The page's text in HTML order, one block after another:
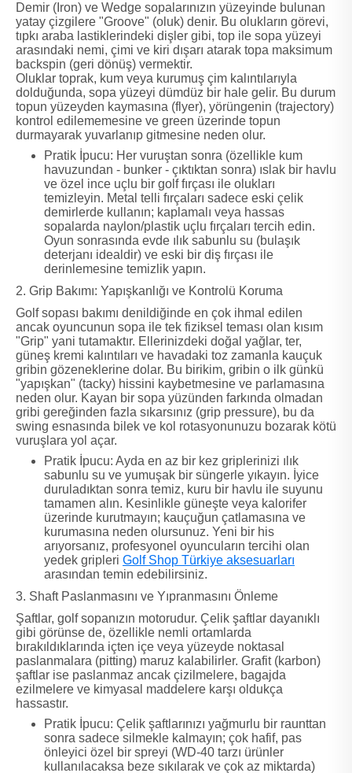
Demir (Iron) ve Wedge sopalarınızın yüzeyinde bulunan
yatay çizgilere "Groove" (oluk) denir. Bu olukların görevi,
tıpkı araba lastiklerindeki dişler gibi, top ile sopa yüzeyi
arasındaki nemi, çimi ve kiri dışarı atarak topa maksimum
backspin (geri dönüş) vermektir.
Oluklar toprak, kum veya kurumuş çim kalıntılarıyla
dolduğunda, sopa yüzeyi dümdüz bir hale gelir. Bu durum
topun yüzeyden kaymasına (flyer), yörüngenin (trajectory)
kontrol edilememesine ve green üzerinde topun
durmayarak yuvarlanıp gitmesine neden olur.
Pratik İpucu: Her vuruştan sonra (özellikle kum
havuzundan - bunker - çıktıktan sonra) ıslak bir havlu
ve özel ince uçlu bir golf fırçası ile olukları
temizleyin. Metal telli fırçaları sadece eski çelik
demirlerde kullanın; kaplamalı veya hassas
sopalarda naylon/plastik uçlu fırçaları tercih edin.
Oyun sonrasında evde ılık sabunlu su (bulaşık
deterjanı idealdir) ve eski bir diş fırçası ile
derinlemesine temizlik yapın.
2. Grip Bakımı: Yapışkanlığı ve Kontrolü Koruma
Golf sopası bakımı denildiğinde en çok ihmal edilen
ancak oyuncunun sopa ile tek fiziksel teması olan kısım
"Grip" yani tutamaktır. Ellerinizdeki doğal yağlar, ter,
güneş kremi kalıntıları ve havadaki toz zamanla kauçuk
gribin gözeneklerine dolar. Bu birikim, gribin o ilk günkü
"yapışkan" (tacky) hissini kaybetmesine ve parlamasına
neden olur. Kayan bir sopa yüzünden farkında olmadan
gribi gereğinden fazla sıkarsınız (grip pressure), bu da
swing esnasında bilek ve kol rotasyonunuzu bozarak kötü
vuruşlara yol açar.
Pratik İpucu: Ayda en az bir kez griplerinizi ılık
sabunlu su ve yumuşak bir süngerle yıkayın. İyice
duruladıktan sonra temiz, kuru bir havlu ile suyunu
tamamen alın. Kesinlikle güneşte veya kalorifer
üzerinde kurutmayın; kauçuğun çatlamasına ve
kurumasına neden olursunuz. Yeni bir his
arıyorsanız, profesyonel oyuncuların tercihi olan
yedek gripleri Golf Shop Türkiye aksesuarları
arasından temin edebilirsiniz.
3. Shaft Paslanmasını ve Yıpranmasını Önleme
Şaftlar, golf sopanızın motorudur. Çelik şaftlar dayanıklı
gibi görünse de, özellikle nemli ortamlarda
bırakıldıklarında içten içe veya yüzeyde noktasal
paslanmalara (pitting) maruz kalabilirler. Grafit (karbon)
şaftlar ise paslanmaz ancak çizilmelere, bagajda
ezilmelere ve kimyasal maddelere karşı oldukça
hassastır.
Pratik İpucu: Çelik şaftlarınızı yağmurlu bir raunttan
sonra sadece silmekle kalmayın; çok hafif, pas
önleyici özel bir spreyi (WD-40 tarzı ürünler
kullanılacaksa beze sıkılarak ve çok az miktarda)